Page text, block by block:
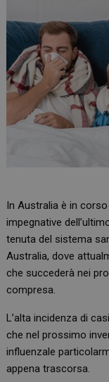
In Australia è in
impegnative
tenuta del sistema
Australia, dove
che succederà nei
compresa.
L’alta incidenza di
che nel prossimo
influenzale
appena trascorsa.